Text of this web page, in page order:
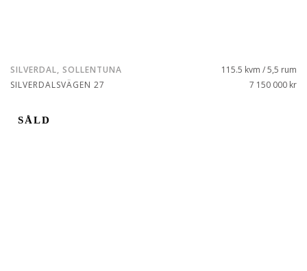
SILVERDAL, SOLLENTUNA
SILVERDALSVÄGEN 27
115.5 kvm / 5,5 rum
7 150 000 kr
SÅLD